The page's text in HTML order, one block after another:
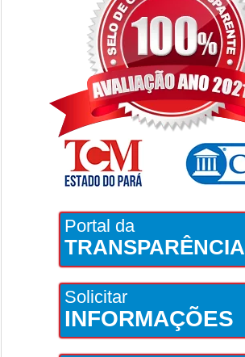
Portal da
TRANSPARÊNCIA
Solicitar
INFORMAÇÕES